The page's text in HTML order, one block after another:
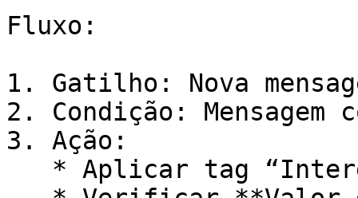
Fluxo:
1. Gatilho: Nova
2. Condição: Mensagem
3. Ação: